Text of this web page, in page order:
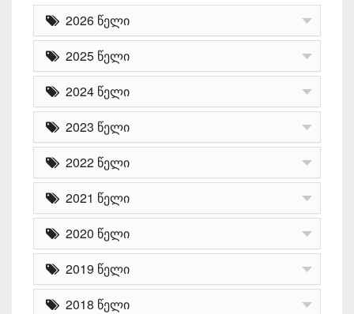
2026 წელი
2025 წელი
2024 წელი
2023 წელი
2022 წელი
2021 წელი
2020 წელი
2019 წელი
2018 წელი